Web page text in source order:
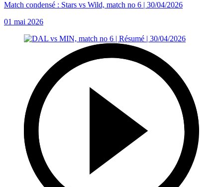
Match condensé : Stars vs Wild, match no 6 | 30/04/2026
01 mai 2026